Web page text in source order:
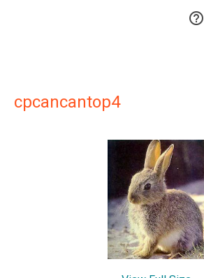

cpcancantop4